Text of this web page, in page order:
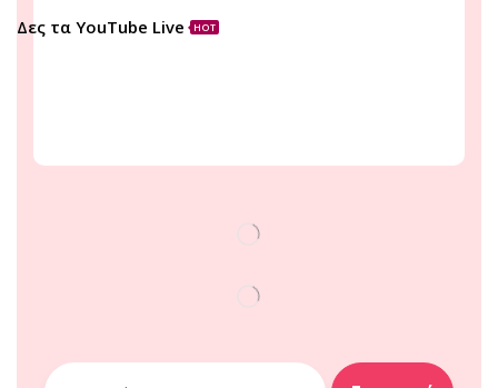
Δες τα YouTube Live HOT